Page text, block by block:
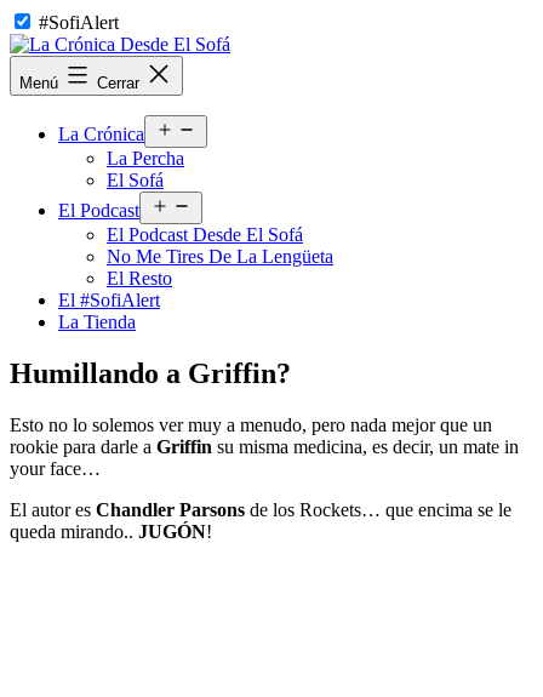
Saltar
al
contenido
#SofiAlert
La
Crónica
Menú Cerrar
La Crónica
el
La Percha
El Sofá
El Podcast
el
menú
El Podcast Desde El Sofá
No Me Tires De La Lengüeta
El Resto
El #SofiAlert
La Tienda
Humillando a Griffin?
Esto no lo solemos ver muy a menudo, pero nada mejor que un
rookie para darle a Griffin su misma medicina, es decir, un mate in
your face…
El autor es Chandler Parsons de los Rockets… que encima se le
queda mirando.. JUGÓN!